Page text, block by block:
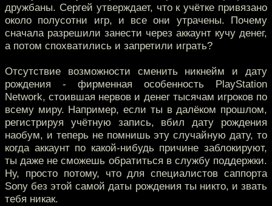
дружбаны. Сергей утверждает, что к учётке привязано
около полусотни игр, и все они утрачены. Почему
сначала разрешили занести через аккаунт кучу денег,
а потом спохватились и запретили играть?
Отсутствие возможности сменить никнейм и дату
рождения - фирменная особенность PlayStation
Network, стоившая нервов и денег тысячам игроков по
всему миру. Например, если ты в далёком прошлом,
регистрируя учётную запись, вбил дату рождения
наобум, и теперь не помнишь эту случайную дату, то
когда аккаунт по какой-нибудь причине заблокируют,
ты даже не сможешь обратиться в службу поддержки.
Ну, просто потому, что для специалистов саппорта
Sony без этой самой даты рождения ты никто, и звать
тебя никак.